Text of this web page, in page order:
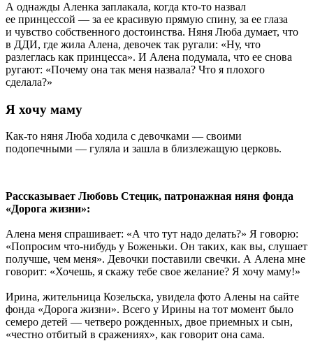
А однажды Аленка заплакала, когда кто-то назвал
ее принцессой — за ее красивую прямую спину, за ее глаза
и чувство собственного достоинства. Няня Люба думает, что
в ДДИ, где жила Алена, девочек так ругали: «Ну, что
разлеглась как принцесса». И Алена подумала, что ее снова
ругают: «Почему она так меня назвала? Что я плохого
сделала?»
Я хочу маму
Как-то няня Люба ходила с девочками — своими
подопечными — гуляла и зашла в близлежащую церковь.
Рассказывает Любовь Стецик, патронажная няня фонда
«Дорога жизни»:
Алена меня спрашивает: «А что тут надо делать?» Я говорю:
«Попросим что-нибудь у Боженьки. Он таких, как вы, слушает
получше, чем меня». Девочки поставили свечки. А Алена мне
говорит: «Хочешь, я скажу тебе свое желание? Я хочу маму!»
Ирина, жительница Козельска, увидела фото Алены на сайте
фонда «Дорога жизни». Всего у Ирины на тот момент было
семеро детей — четверо рожденных, двое приемных и сын,
«честно отбитый в сражениях», как говорит она сама.